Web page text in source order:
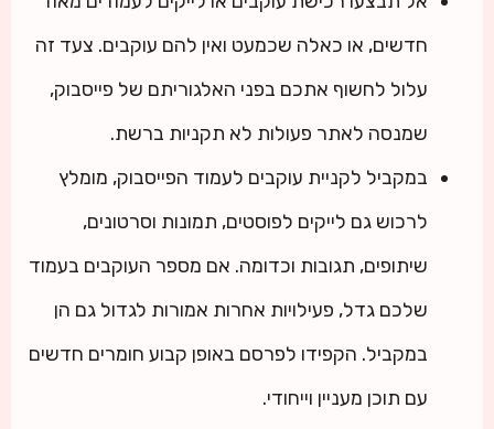
חדשים, או כאלה שכמעט ואין להם עוקבים. צעד זה
עלול לחשוף אתכם בפני האלגוריתם של פייסבוק,
שמנסה לאתר פעולות לא תקניות ברשת.
במקביל לקניית עוקבים לעמוד הפייסבוק, מומלץ
לרכוש גם לייקים לפוסטים, תמונות וסרטונים,
שיתופים, תגובות וכדומה. אם מספר העוקבים בעמוד
שלכם גדל, פעילויות אחרות אמורות לגדול גם הן
במקביל. הקפידו לפרסם באופן קבוע חומרים חדשים
עם תוכן מעניין וייחודי.